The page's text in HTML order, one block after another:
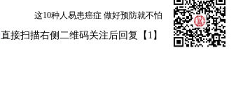
这10种人易患癌症 做好预防就不怕
直接扫描右侧二维码关注后回复【1】